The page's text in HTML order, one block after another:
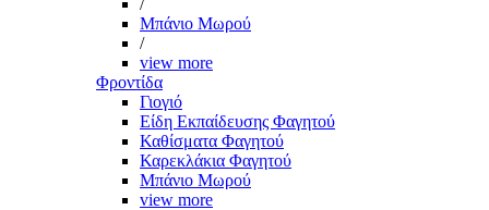
/
Μπάνιο Μωρού
/
view more
Φροντίδα
Γιογιό
Είδη Εκπαίδευσης Φαγητού
Καθίσματα Φαγητού
Καρεκλάκια Φαγητού
Μπάνιο Μωρού
view more